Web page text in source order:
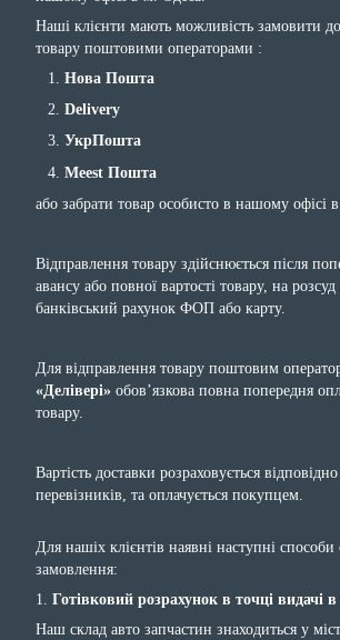
Наші клієнти мають можливість замовити
товару поштовими операторами :
Нова Пошта
Delivery
УкрПошта
Meest Пошта
або забрати товар особисто в нашому офісі
Відправлення товару здійснюється після
авансу або повної вартості товару, на
банківський рахунок ФОП або карту.
Для відправлення товару поштовим
«Делівері» обов’язкова повна попередня
товару.
Вартість доставки розраховується
перевізників, та оплачується покупцем.
Для нашіх клієнтів наявні наступні способи
замовлення:
1. Готівковий розрахунок в точці видачі
Наш склад авто запчастин знаходиться у